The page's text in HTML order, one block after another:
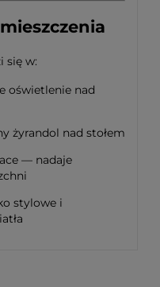
się w:
oświetlenie nad
żyrandol nad stołem
— nadaje
stylowe i